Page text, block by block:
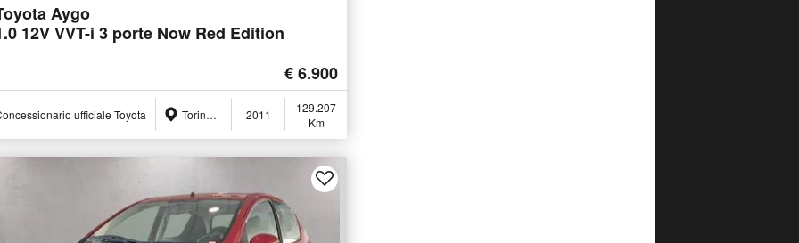
Aygo
12V VVT-i 3 porte Now Red Edition
€ 6.900
ufficiale Toyota Torino (TO) 2011
129.207
Km